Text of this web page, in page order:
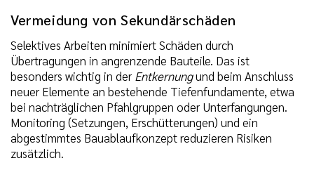
Vermeidung von Sekundärschäden
Selektives Arbeiten minimiert Schäden durch
Übertragungen in angrenzende Bauteile. Das ist
besonders wichtig in der Entkernungund beim Anschluss
neuer Elemente an bestehende Tiefenfundamente, etwa
bei nachträglichen Pfahlgruppen oder Unterfangungen.
Monitoring (Setzungen, Erschütterungen) und ein
abgestimmtes Bauablaufkonzept reduzieren Risiken
zusätzlich.